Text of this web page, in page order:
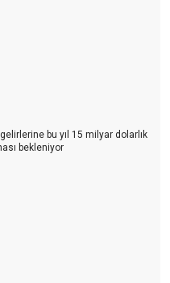
KUŞAK
VERİYOR
BİRİ ‘TÜRKİYE’ DEDİ
HESAP ÇARŞIYA UYMADI
bu yıl 15 milyar dolarlık
bekleniyor